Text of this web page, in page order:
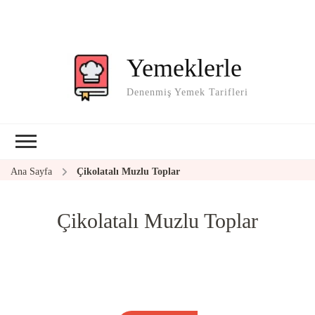
Yemeklerle
Denenmiş Yemek Tarifleri
Ana Sayfa Çikolatalı Muzlu Toplar
Çikolatalı Muzlu Toplar